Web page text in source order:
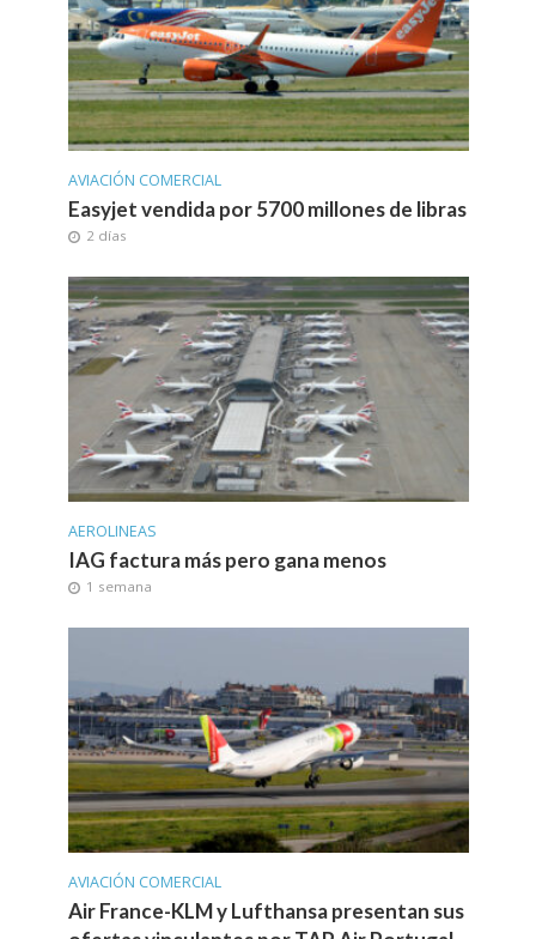
AVIACIÓN COMERCIAL
Easyjet vendida por 5700 millones de libras
2 días
AEROLINEAS
IAG factura más pero gana menos
1 semana
AVIACIÓN COMERCIAL
Air France-KLM y Lufthansa presentan sus